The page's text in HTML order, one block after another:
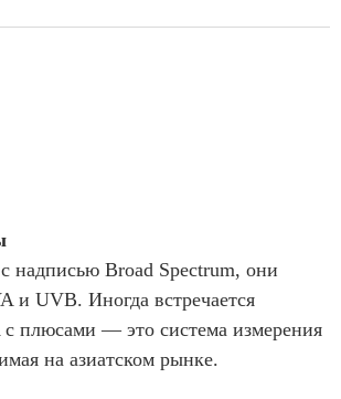
надписью Broad Spectrum, они
и UVB. Иногда встречается
с плюсами — это система измерения
на азиатском рынке.